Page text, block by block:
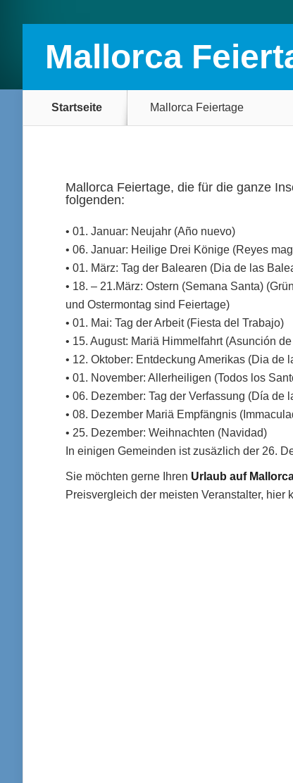
Mallorca
Startseite Mallorca Feiertage
Mallorca Feiertage, die für die ganze
folgenden:
• 01. Januar: Neujahr (Año nuevo)
• 06. Januar: Heilige Drei Könige (Reyes
• 01. März: Tag der Balearen (Dia de las
• 18. – 21.März: Ostern (Semana Santa)
und Ostermontag sind Feiertage)
• 01. Mai: Tag der Arbeit (Fiesta del Trabajo)
• 15. August: Mariä Himmelfahrt (Asunción
• 12. Oktober: Entdeckung Amerikas (Dia de
• 01. November: Allerheiligen (Todos los
• 06. Dezember: Tag der Verfassung (Día de
• 08. Dezember Mariä Empfängnis
• 25. Dezember: Weihnachten (Navidad)
In einigen Gemeinden ist zusäzlich der 26.
Sie möchten gerne Ihren Urlaub auf
Preisvergleich der meisten Veranstalter, hier